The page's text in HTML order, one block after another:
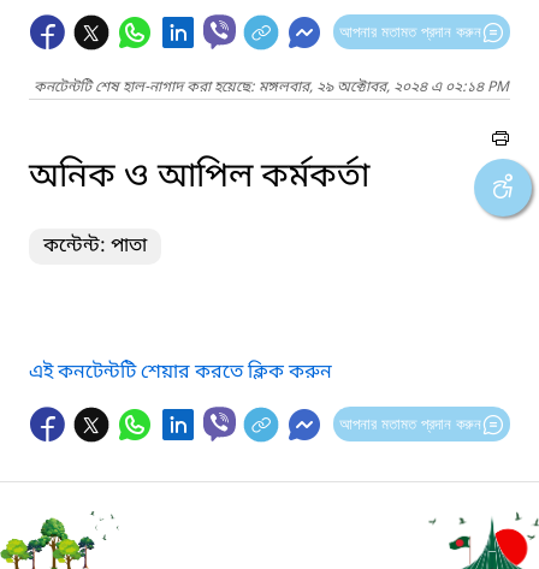
আপনার মতামত প্রদান করুন
কনটেন্টটি শেষ হাল-নাগাদ করা হয়েছে: মঙ্গলবার, ২৯ অক্টোবর, ২০২৪ এ ০২:১৪ PM
অনিক ও আপিল কর্মকর্তা
কন্টেন্ট: পাতা
এই কনটেন্টটি শেয়ার করতে ক্লিক করুন
আপনার মতামত প্রদান করুন